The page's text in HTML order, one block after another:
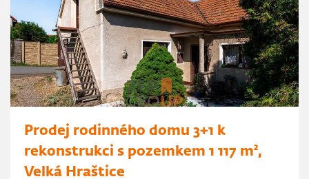
Prodej rodinného domu 3+1 k
rekonstrukci s pozemkem 1 117 m²,
Velká Hraštice